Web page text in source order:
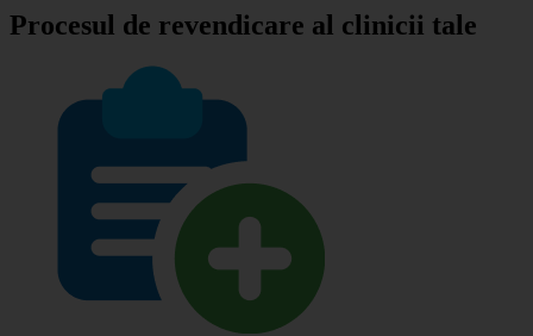
Procesul de revendicare al clinicii tale